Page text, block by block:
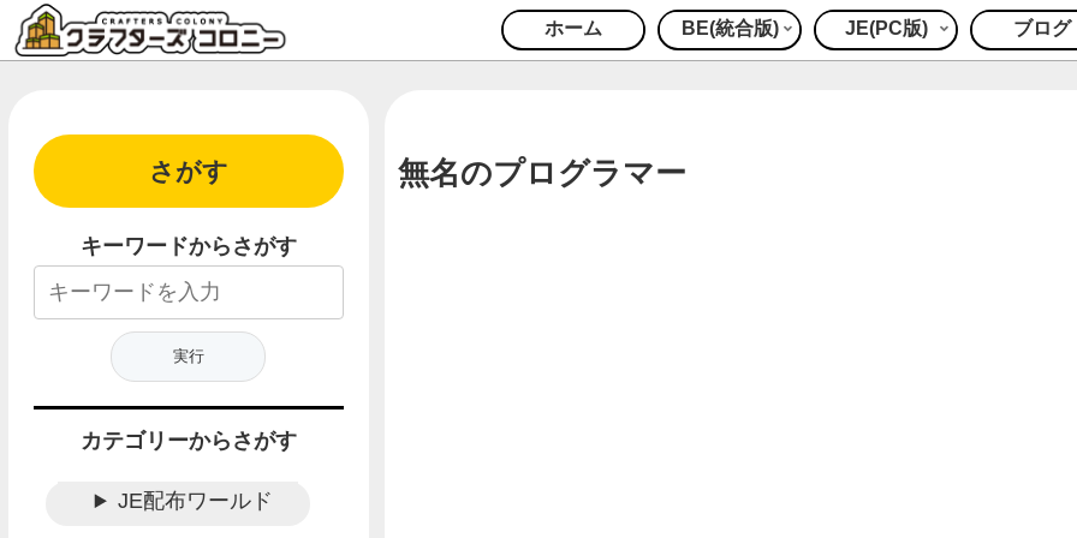
ホーム BE(統合版) JE(PC版) ブログ
無名のプログラマー
さがす
キーワードからさがす
カテゴリーからさがす
JE配布ワールド